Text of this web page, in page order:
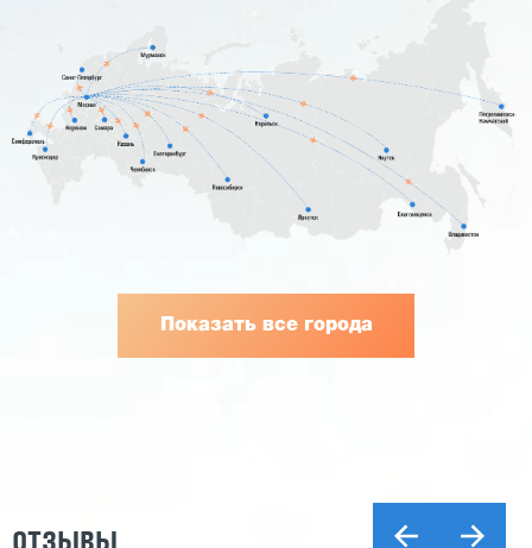
Показать все города